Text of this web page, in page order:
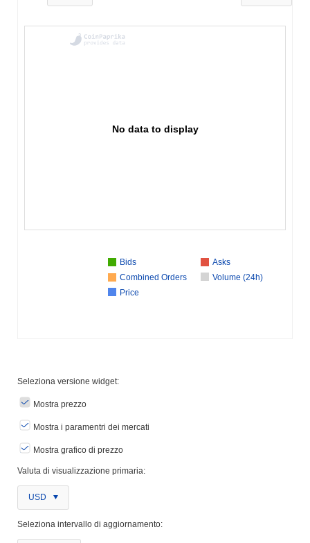
No data to display
Bids
Asks
Combined Orders
Volume (24h)
Price
Seleziona versione widget:
Mostra prezzo
Mostra i paramentri dei mercati
Mostra grafico di prezzo
Valuta di visualizzazione primaria:
USD
Seleziona intervallo di aggiornamento: